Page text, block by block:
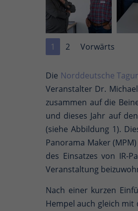
1 2 Vorwärts
Die Norddeutsche
Veranstalter Dr.
zusammen auf die
und dieses Jahr auf
(siehe Abbildung 1).
Panorama Maker
des Einsatzes von IR-
Veranstaltung
Nach einer kurzen
Hempel auch gleich